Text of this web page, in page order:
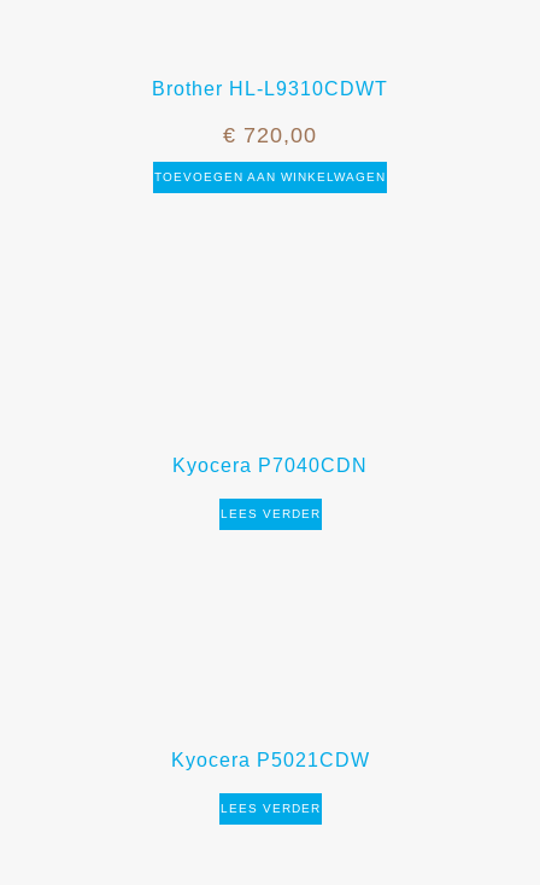
Brother HL-L9310CDWT
€ 720,00
TOEVOEGEN AAN WINKELWAGEN
Kyocera P7040CDN
LEES VERDER
Kyocera P5021CDW
LEES VERDER